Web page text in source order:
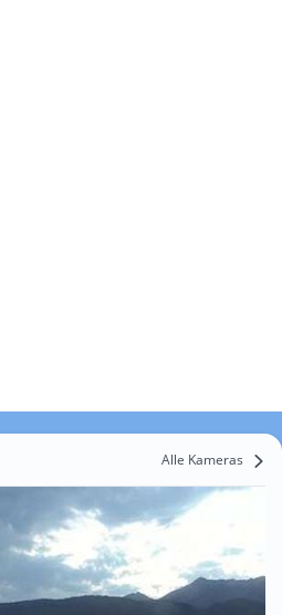
Alle Kameras